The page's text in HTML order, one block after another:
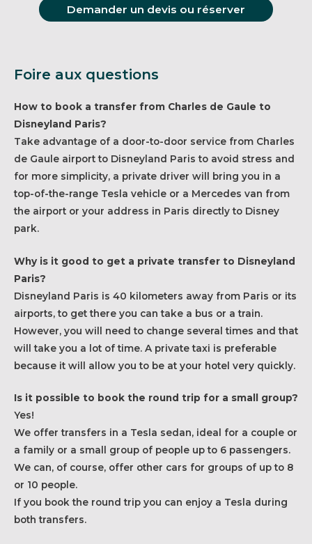
Demander un devis ou réserver
Foire aux questions
How to book a transfer from Charles de Gaule to
Disneyland Paris?
Take advantage of a door-to-door service from Charles
de Gaule airport to Disneyland Paris to avoid stress and
for more simplicity, a private driver will bring you in a
top-of-the-range Tesla vehicle or a Mercedes van from
the airport or your address in Paris directly to Disney
park.
Why is it good to get a private transfer to Disneyland
Paris?
Disneyland Paris is 40 kilometers away from Paris or its
airports, to get there you can take a bus or a train.
However, you will need to change several times and that
will take you a lot of time. A private taxi is preferable
because it will allow you to be at your hotel very quickly.
Is it possible to book the round trip for a small group?
Yes!
We offer transfers in a Tesla sedan, ideal for a couple or
a family or a small group of people up to 6 passengers.
We can, of course, offer other cars for groups of up to 8
or 10 people.
If you book the round trip you can enjoy a Tesla during
both transfers.